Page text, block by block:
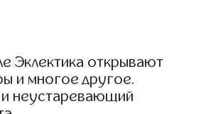
Эклектика открывают
и многое другое.
и неустаревающий